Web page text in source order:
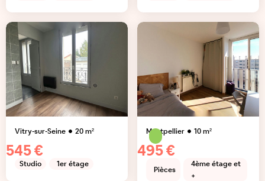
Vitry-sur-Seine 20m²
545 €
Studio 1er étage
Montpellier 10m²
495 €
Pièces
4ème étage et
+